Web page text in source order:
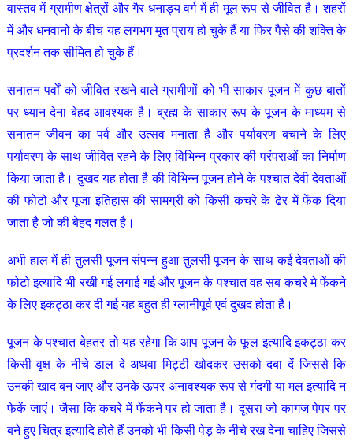
वास्तव में ग्रामीण क्षेत्रों और गैर धनाड्य वर्ग में ही मूल रूप से जीवित है। शहरों
में और धनवानो के बीच यह लगभग मृत प्राय हो चुके हैं या फिर पैसे की शक्ति के
प्रदर्शन तक सीमित हो चुके हैं।
सनातन पर्वों को जीवित रखने वाले ग्रामीणों को भी साकार पूजन में कुछ बातों
पर ध्यान देना बेहद आवश्यक है। ब्रह्म के साकार रूप के पूजन के माध्यम से
सनातन जीवन का पर्व और उत्सव मनाता है और पर्यावरण बचाने के लिए
पर्यावरण के साथ जीवित रहने के लिए विभिन्न प्रकार की परंपराओं का निर्माण
किया जाता है। दुखद यह होता है की विभिन्न पूजन होने के पश्चात देवी देवताओं
की फोटो और पूजा इतिहास की सामग्री को किसी कचरे के ढेर में फेंक दिया
जाता है जो की बेहद गलत है।
अभी हाल में ही तुलसी पूजन संपन्न हुआ तुलसी पूजन के साथ कई देवताओं की
फोटो इत्यादि भी रखी गई लगाई गई और पूजन के पश्चात वह सब कचरे मे फेंकने
के लिए इकट्ठा कर दी गई यह बहुत ही ग्लानीपूर्व एवं दुखद होता है।
पूजन के पश्चात बेहतर तो यह रहेगा कि आप पूजन के फूल इत्यादि इकट्ठा कर
किसी वृक्ष के नीचे डाल दे अथवा मिट्टी खोदकर उसको दबा दें जिससे कि
उनकी खाद बन जाए और उनके ऊपर अनावश्यक रूप से गंदगी या मल इत्यादि न
फेकें जाएं। जैसा कि कचरे में फेंकने पर हो जाता है। दूसरा जो कागज पेपर पर
बने हुए चित्र इत्यादि होते हैं उनको भी किसी पेड़ के नीचे रख देना चाहिए जिससे